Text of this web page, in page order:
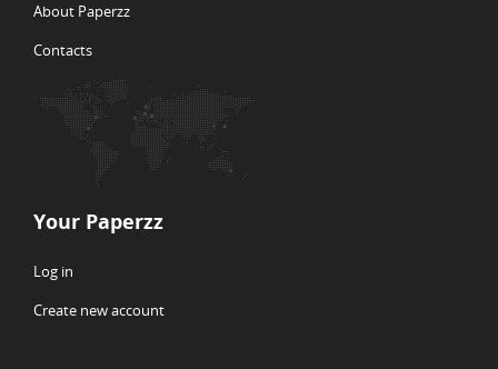
About Paperzz
Contacts
Your Paperzz
Log in
Create new account